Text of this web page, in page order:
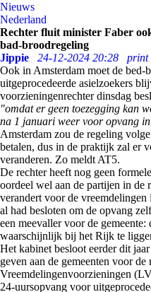
Nieuws
Nederland
Rechter fluit minister Faber
bad-broodregeling
Jippie
24-12-2024 20:28
print
Ook in Amsterdam moet de bed-
uitgeprocedeerde asielzoekers
voorzieningenrechter dinsdag
"omdat er geen toezegging kan
na 1 januari weer voor opvang
Amsterdam zou de regeling
betalen, dus in de praktijk zal er
veranderen. Zo meldt AT5.
De rechter heeft nog geen
oordeel wel aan de partijen in de
verandert voor de
al had besloten om de opvang
een meevaller voor de
waarschijnlijk bij het Rijk te
Het kabinet besloot eerder dit
geven aan de gemeenten voor
Vreemdelingenvoorzieningen
24-uursopvang voor